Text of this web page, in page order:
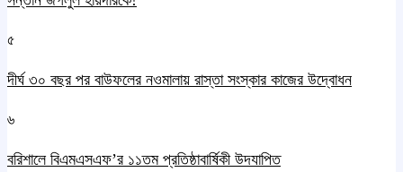
৫
দীর্ঘ ৩০ বছর পর বাউফলের নওমালায় রাস্তা সংস্কার কাজের উদ্বোধন
৬
বরিশালে বিএমএসএফ’র ১১তম প্রতিষ্ঠাবার্ষিকী উদযাপিত